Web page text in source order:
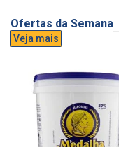
Ofertas da Semana
Veja mais